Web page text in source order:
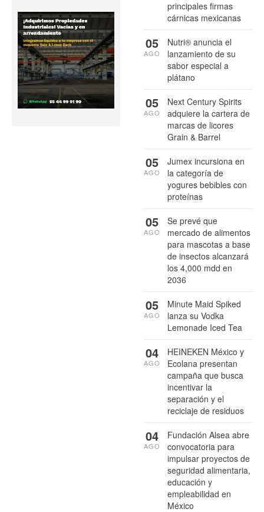
principales firmas
cárnicas mexicanas
Nutri® anuncia el
lanzamiento de su
sabor especial a
plátano
05
AGO
Next Century Spirits
adquiere la cartera de
marcas de licores
Grain & Barrel
05
AGO
Jumex incursiona en
la categoría de
yogures bebibles con
proteínas
05
AGO
Se prevé que
mercado de alimentos
para mascotas a base
de insectos alcanzará
los 4,000 mdd en
2036
05
AGO
Minute Maid Spiked
lanza su Vodka
Lemonade Iced Tea
05
AGO
HEINEKEN México y
Ecolana presentan
campaña que busca
incentivar la
separación y el
reciclaje de residuos
04
AGO
Fundación Alsea abre
convocatoria para
impulsar proyectos de
seguridad alimentaria,
educación y
empleabilidad en
México
04
AGO